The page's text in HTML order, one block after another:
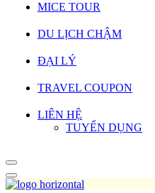
MICE TOUR
DU LỊCH CHẬM
ĐẠI LÝ
TRAVEL COUPON
LIÊN HỆ
TUYỂN DỤNG